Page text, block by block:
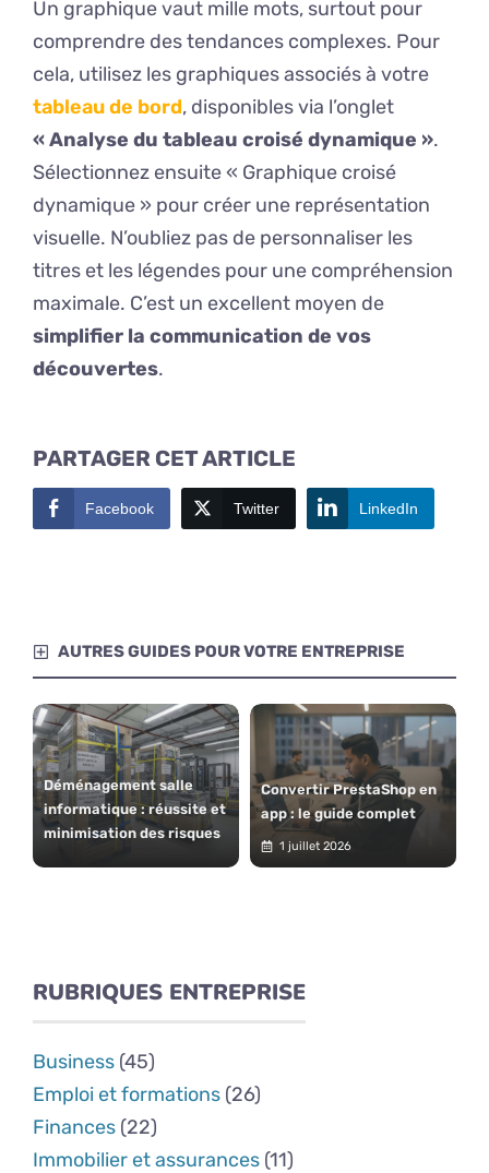
Un graphique vaut mille mots, surtout pour
comprendre des tendances complexes. Pour
cela, utilisez les graphiques associés à votre
tableau de bord, disponibles via l’onglet
« Analyse du tableau croisé dynamique ».
Sélectionnez ensuite « Graphique croisé
dynamique » pour créer une représentation
visuelle. N’oubliez pas de personnaliser les
titres et les légendes pour une compréhension
maximale. C’est un excellent moyen de
simplifier la communication de vos
découvertes.
PARTAGER CET ARTICLE
Facebook Twitter LinkedIn
AUTRES GUIDES POUR VOTRE ENTREPRISE
Déménagement salle
informatique : réussite et
minimisation des risques
Convertir PrestaShop en
app : le guide complet
1 juillet 2026
RUBRIQUES ENTREPRISE
Business (45)
Emploi et formations (26)
Finances (22)
Immobilier et assurances (11)